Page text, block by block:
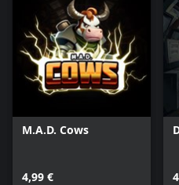
M.A.D. Cows
4,99 €